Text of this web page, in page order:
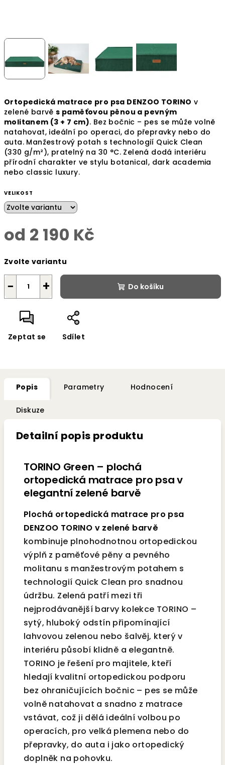
Ortopedická matrace pro psa DENZOO TORINO v
zelené barvěs paměťovou pěnou a pevným
molitanem (3 + 7 cm). Bez bočnic – pes se může volně
natahovat, ideální po operaci, do přepravky nebo do
auta. Manžestrový potah s technologií Quick Clean
(330 g/m²), pratelný na 30 °C. Zelená dodá interiéru
přírodní charakter ve stylu botanical, dark academia
nebo classic luxury.
VELIKOST
od 2 190 Kč
cena:
Zvolte variantu
+
− Do košíku
Zeptat se Sdílet
Popis Parametry Hodnocení
Diskuze
Detailní popis produktu
TORINO Green – plochá
ortopedická matrace pro psa v
elegantní zelené barvě
Plochá ortopedická matrace pro psa
DENZOO TORINO v zelené barvě
kombinuje plnohodnotnou ortopedickou
výplň z paměťové pěny a pevného
molitanu s manžestrovým potahem s
technologií Quick Clean pro snadnou
údržbu. Zelená patří mezi tři
nejprodávanější barvy kolekce TORINO –
sytý, hluboký odstín připomínající
lahvovou zelenou nebo šalvěj, který v
interiéru působí klidně a elegantně.
TORINO je řešení pro majitele, kteří
hledají kvalitní ortopedickou podporu
bez ohraničujících bočnic – pes se může
volně natahovat a snadno z matrace
vstávat, což ji dělá ideální volbou po
operacích, pro velká plemena nebo do
přepravky, do auta i jako ortopedický
doplněk na pohovku.